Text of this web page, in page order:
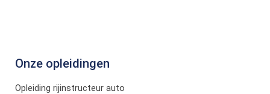
Onze opleidingen
Opleiding rijinstructeur auto